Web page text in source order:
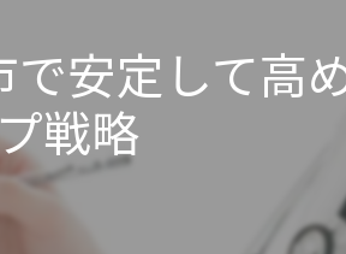
年
管
安定して高
戦略